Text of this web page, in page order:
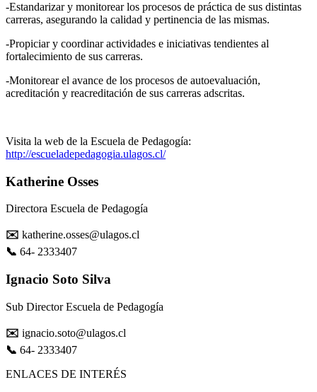
-Estandarizar y monitorear los procesos de práctica de sus distintas
carreras, asegurando la calidad y pertinencia de las mismas.
-Propiciar y coordinar actividades e iniciativas tendientes al
fortalecimiento de sus carreras.
-Monitorear el avance de los procesos de autoevaluación,
acreditación y reacreditación de sus carreras adscritas.
Visita la web de la Escuela de Pedagogía:
http://escueladepedagogia.ulagos.cl/
Katherine Osses
Directora Escuela de Pedagogía
✉️ katherine.osses@ulagos.cl
📞 64- 2333407
Ignacio Soto Silva
Sub Director Escuela de Pedagogía
✉️ ignacio.soto@ulagos.cl
📞 64- 2333407
ENLACES DE INTERÉS